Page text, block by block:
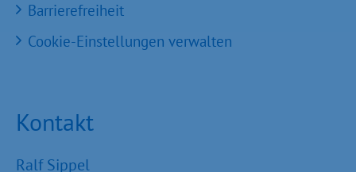
Barrierefreiheit
Cookie-Einstellungen verwalten
Kontakt
Ralf Sippel